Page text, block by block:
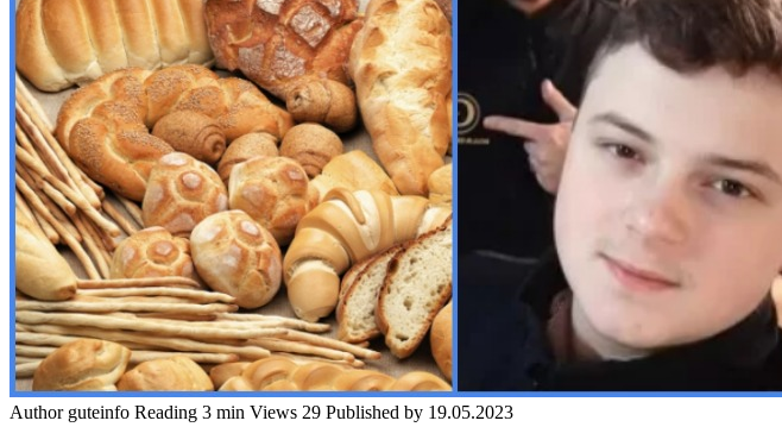
Author guteinfo Reading 3 min Views 29 Published by 19.05.2023